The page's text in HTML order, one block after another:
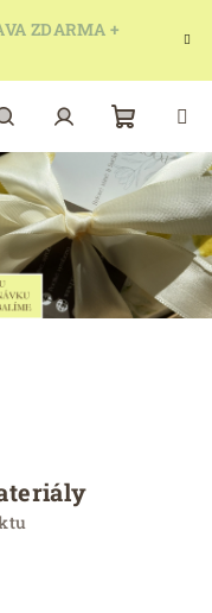
ZDARMA +
HledatPřihlášení
košík